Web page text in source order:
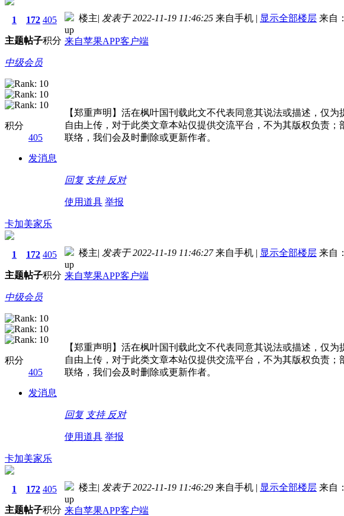
1
主题
172
帖子
405
积分
中级会员
积分
405
发消息
楼主| 发表于 2022-11-19 11:46:25 来自手机 | 显示全部楼层 来自
up
来自苹果APP客户端
【郑重声明】活在枫叶国刊载此文不代表同意其说法或描述，仅
自由上传，对于此类文章本站仅提供交流平台，不为其版权负责
联络，我们会及时删除或更新作者。
回复 支持 反对
使用道具 举报
卡加美家乐
1
主题
172
帖子
405
积分
中级会员
积分
405
发消息
楼主| 发表于 2022-11-19 11:46:27 来自手机 | 显示全部楼层 来自
up
来自苹果APP客户端
【郑重声明】活在枫叶国刊载此文不代表同意其说法或描述，仅
自由上传，对于此类文章本站仅提供交流平台，不为其版权负责
联络，我们会及时删除或更新作者。
回复 支持 反对
使用道具 举报
卡加美家乐
1
主题
172
帖子
405
积分
楼主| 发表于 2022-11-19 11:46:29 来自手机 | 显示全部楼层 来自
up
来自苹果APP客户端